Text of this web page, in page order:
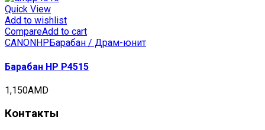
Quick View
Add to wishlist
CompareAdd to cart
CANON HP Барабан / Драм-юнит
Барабан HP P4515
1,150AMD
Контакты